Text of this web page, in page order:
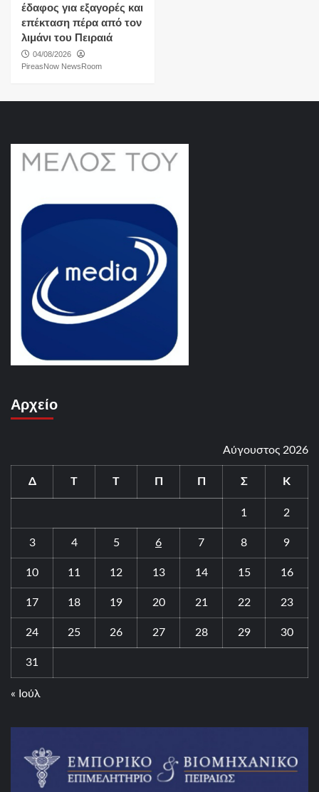
έδαφος για εξαγορές και
επέκταση πέρα από τον
λιμάνι του Πειραιά
04/08/2026
PireasNow NewsRoom
Αρχείο
Αύγουστος 2026
Δ Τ Τ Π Π Σ Κ
1 2
3 4 5 6 7 8 9
10 11 12 13 14 15 16
17 18 19 20 21 22 23
24 25 26 27 28 29 30
31
« Ιούλ